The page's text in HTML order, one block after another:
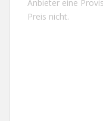
Anbieter eine
Preis nicht.